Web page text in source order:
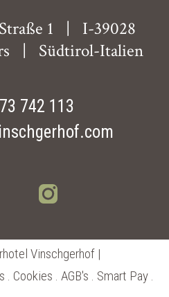
1 |
I-39028
| Südtirol-Italien
742 113
Vinschgerhof |
. Cookies . AGB's . Smart Pay.